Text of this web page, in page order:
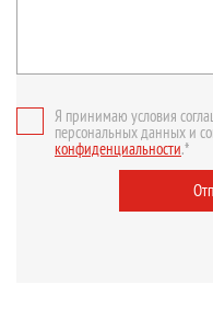
Я принимаю условия
персональных данных и
конфиденциальности.*